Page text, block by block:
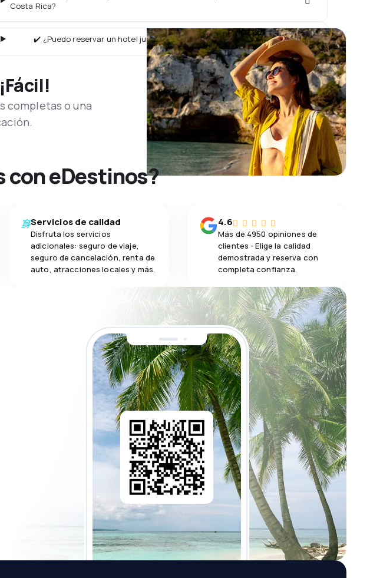
Costa Rica?
✔️ ¿Puedo reservar un hotel junto con un vuelo de Air Costa Rica?
completas o una
con eDestinos?
Servicios de calidad
Disfruta los servicios
adicionales: seguro de viaje,
seguro de cancelación, renta de
auto, atracciones locales y más.
4.6
Más de 4950 opiniones de
clientes - Elige la calidad
demostrada y reserva con
completa confianza.